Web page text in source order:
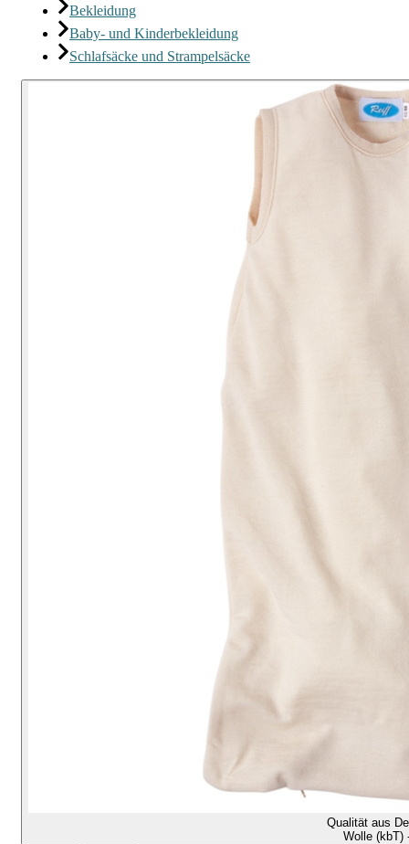
Bekleidung
Baby- und Kinderbekleidung
Schlafsäcke und Strampelsäcke
Qualität aus
Wolle (kbT)